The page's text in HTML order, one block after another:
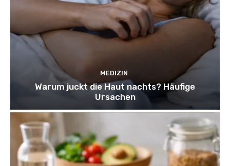
MEDIZIN
Warum juckt die Haut nachts? Häufige
Ursachen